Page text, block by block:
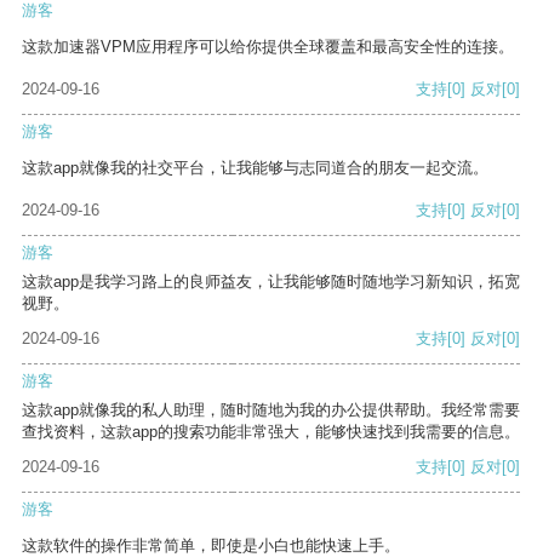
游客
这款加速器VPM应用程序可以给你提供全球覆盖和最高安全性的连接。
2024-09-16 支持[0] 反对[0]
游客
这款app就像我的社交平台，让我能够与志同道合的朋友一起交流。
2024-09-16 支持[0] 反对[0]
游客
这款app是我学习路上的良师益友，让我能够随时随地学习新知识，拓宽
视野。
2024-09-16
支持[0] 反对[0]
游客
这款app就像我的私人助理，随时随地为我的办公提供帮助。我经常需要
查找资料，这款app的搜索功能非常强大，能够快速找到我需要的信息。
2024-09-16
支持[0] 反对[0]
游客
这款软件的操作非常简单，即使是小白也能快速上手。